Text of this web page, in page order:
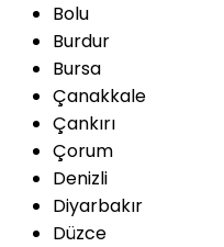
Bolu
Burdur
Bursa
Çanakkale
Çankırı
Çorum
Denizli
Diyarbakır
Düzce